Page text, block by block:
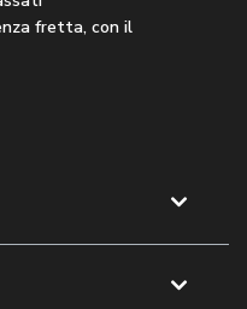
fretta, con il